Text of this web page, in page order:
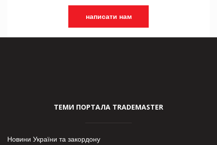
написати нам
ТЕМИ ПОРТАЛА TRADEMASTER
Новини України та закордону